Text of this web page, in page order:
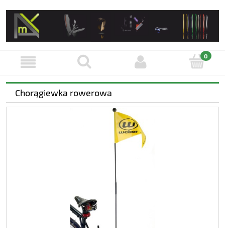
Chorągiewka rowerowa